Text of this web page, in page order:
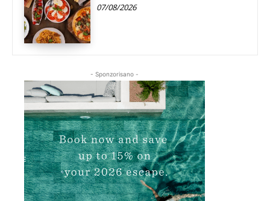
07/08/2026
- Sponzorisano -